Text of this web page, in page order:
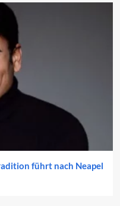
führt nach Neapel